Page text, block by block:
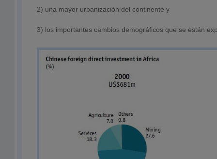
2) una mayor urbanización del continente y
3) los importantes cambios demográficos que se están